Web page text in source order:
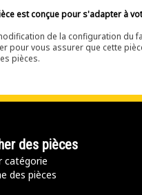
est conçue pour s'adapter à
de la configuration du
pour vous assurer que cette
pièces.
des pièces
catégorie
des pièces